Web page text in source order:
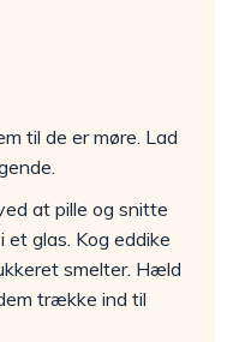
til de er møre. Lad
at pille og snitte
et glas. Kog eddike
smelter. Hæld
trække ind til